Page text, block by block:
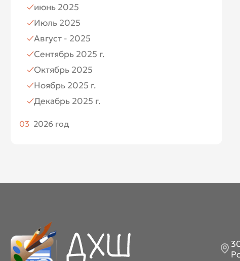
июнь 2025
Июль 2025
Август - 2025
Сентябрь 2025 г.
Октябрь 2025
Ноябрь 2025 г.
Декабрь 2025 г.
03 2026 год
Июнь 2026
Июль 2026